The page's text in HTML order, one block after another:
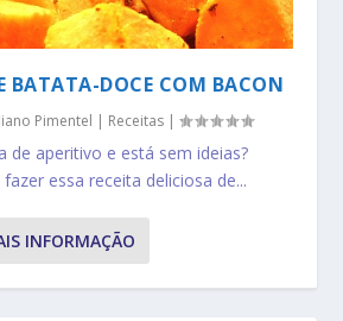
BATATA-DOCE COM BACON
Pimentel | Receitas |
de aperitivo e está sem ideias?
essa receita deliciosa de...
INFORMAÇÃO